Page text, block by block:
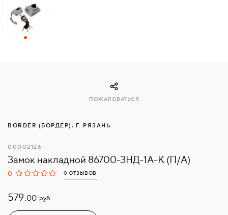
СВЯЗАТЬСЯ
BORDER (БОРДЕР), Г. РЯЗАНЬ
00002126
Замок накладной 86700-ЗНД-1А-К (П/А)
0 0 ОТЗЫВОВ
579.00 руб
ПОЖАЛОВАТЬСЯ